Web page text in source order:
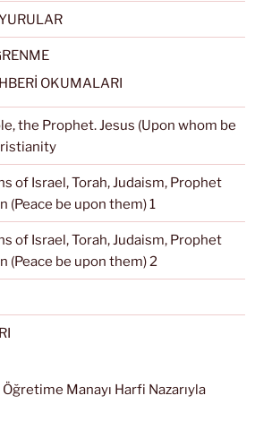
OKUMALARI
the Prophet. Jesus (Upon whom be
of Israel, Torah, Judaism, Prophet
(Peace be upon them) 1
of Israel, Torah, Judaism, Prophet
(Peace be upon them) 2
Manayı Harfi Nazarıyla